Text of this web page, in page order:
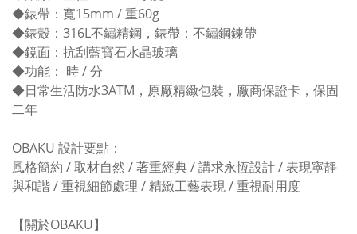
◆錶帶：寬15mm / 重60g
◆錶殼：316L不鏽精鋼，錶帶：不鏽鋼鍊帶
◆鏡面：抗刮藍寶石水晶玻璃
◆功能： 時 / 分
◆日常生活防水3ATM，原廠精緻包裝，廠商保證卡，保固
二年
OBAKU 設計要點：
風格簡約 / 取材自然 / 著重經典 / 講求永恆設計 / 表現寧靜
與和諧 / 重視細節處理 / 精緻工藝表現 / 重視耐用度
【關於OBAKU】